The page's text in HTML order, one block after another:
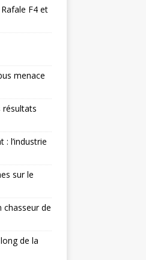
F4 et
menace
résultats
l’industrie
sur le
chasseur de
de la